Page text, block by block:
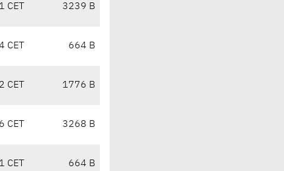
CET 3239 B
CET 664 B
CET 1776 B
CET 3268 B
CET 664 B